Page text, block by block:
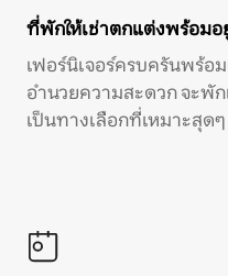
ที่พักให้เช่าตกแต่งพร้อมอ
เฟอร์นิเจอร์ครบครันพร้อ
อำนวยความสะดวก จะพั
เป็นทางเลือกที่เหมาะสุด